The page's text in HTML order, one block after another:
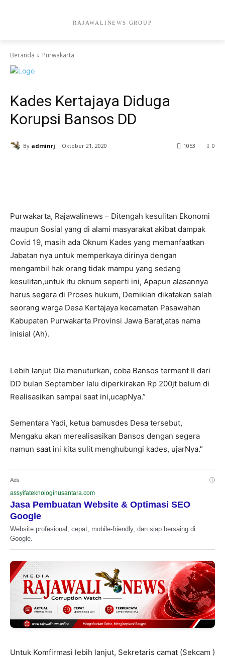
RAJAWALINEWS GROUP
Beranda Purwakarta
Kades Kertajaya Diduga
Korupsi Bansos DD
By adminrj Oktober 21, 2020 0
1053
Purwakarta, Rajawalinews – Ditengah kesulitan Ekonomi
maupun Sosial yang di alami masyarakat akibat dampak
Covid 19, masih ada Oknum Kades yang memanfaatkan
Jabatan nya untuk memperkaya dirinya dengan
mengambil hak orang tidak mampu yang sedang
kesulitan,untuk itu oknum seperti ini, Apapun alasannya
harus segera di Proses hukum, Demikian dikatakan salah
seorang warga Desa Kertajaya kecamatan Pasawahan
Kabupaten Purwakarta Provinsi Jawa Barat,atas nama
inisial (Ah).
Lebih lanjut Dia menuturkan, coba Bansos terment II dari
DD bulan September lalu diperkirakan Rp 200jt belum di
Realisasikan sampai saat ini,ucapNya.”
Sementara Yadi, ketua bamusdes Desa tersebut,
Mengaku akan merealisasikan Bansos dengan segera
namun saat ini kita sulit menghubungi kades, ujarNya.”
Ads ⓘ
assyifateknologinusantara.com
Jasa Pembuatan Website & Optimasi SEO
Google
Website profesional, cepat, mobile-friendly, dan siap bersaing di
Google.
Untuk Komfirmasi lebih lanjut, Sekretaris camat (Sekcam )